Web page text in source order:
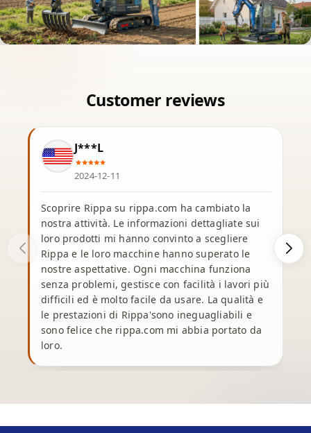
J***L
2024-12-11
Scoprire Rippa su rippa.com ha cambiato la
nostra attività. Le informazioni dettagliate sui
loro prodotti mi hanno convinto a scegliere
Rippa e le loro macchine hanno superato le
nostre aspettative. Ogni macchina funziona
senza problemi, gestisce con facilità i lavori più
difficili ed è molto facile da usare. La qualità e
le prestazioni di Rippa'sono ineguagliabili e
sono felice che rippa.com mi abbia portato da
loro.